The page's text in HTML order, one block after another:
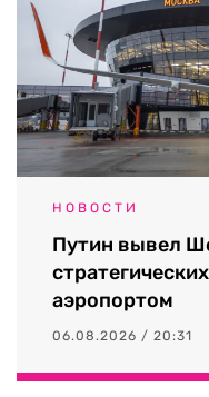
НОВОСТИ
Путин вывел
аэропортом
06.08.2026 / 20:31